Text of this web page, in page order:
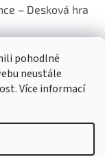
pohodlné
neustále
Více informací
– Desková hra
Česku